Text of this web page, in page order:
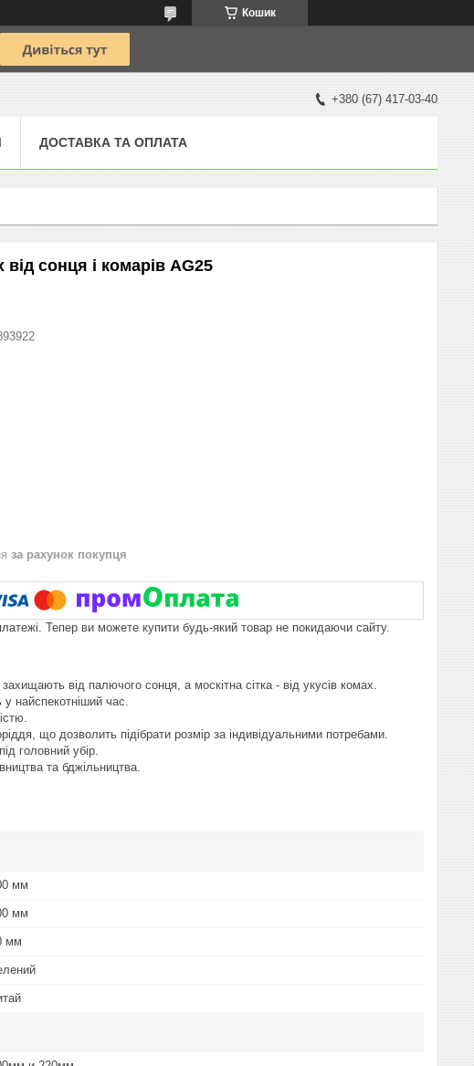
Кошик
+380 (67) 417-03-40
ДОСТАВКА ТА ОПЛАТА
сонця і комарів AG25
за рахунок покупця
Тепер ви можете купити будь-який товар не покидаючи сайту.
від палючого сонця, а москітна сітка - від укусів комах.
найспекотніший час.
що дозволить підібрати розмір за індивідуальними потребами.
головний убір.
та бджільництва.
мм
мм
мм